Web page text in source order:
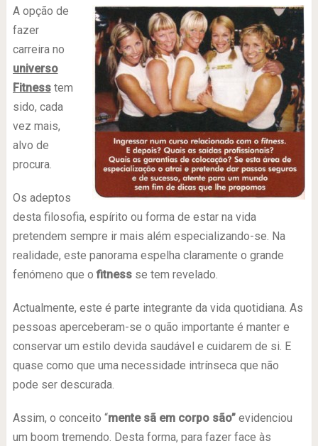
A opção de
fazer
carreira no
universo
Fitnesstem
sido, cada
vez mais,
alvo de
procura.
Os adeptos
desta filosofia, espírito ou forma de estar na vida
pretendem sempre ir mais além especializando-se. Na
realidade, este panorama espelha claramente o grande
fenómeno que o fitnessse tem revelado.
Actualmente, este é parte integrante da vida quotidiana. As
pessoas aperceberam-se o quão importante é manter e
conservar um estilo devida saudável e cuidarem de si. E
quase como que uma necessidade intrínseca que não
pode ser descurada.
Assim, o conceito “mente sã em corpo são”evidenciou
um boom tremendo. Desta forma, para fazer face às